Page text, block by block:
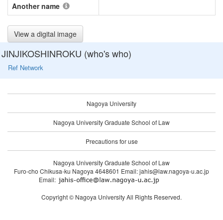
Another name
View a digital image
JINJIKOSHINROKU (who's who)
Ref Network
Nagoya University
Nagoya University Graduate School of Law
Precautions for use
Nagoya University Graduate School of Law
Furo-cho Chikusa-ku Nagoya 4648601 Email: jahis@law.nagoya-u.ac.jp
Email:
Copyright © Nagoya University All Rights Reserved.